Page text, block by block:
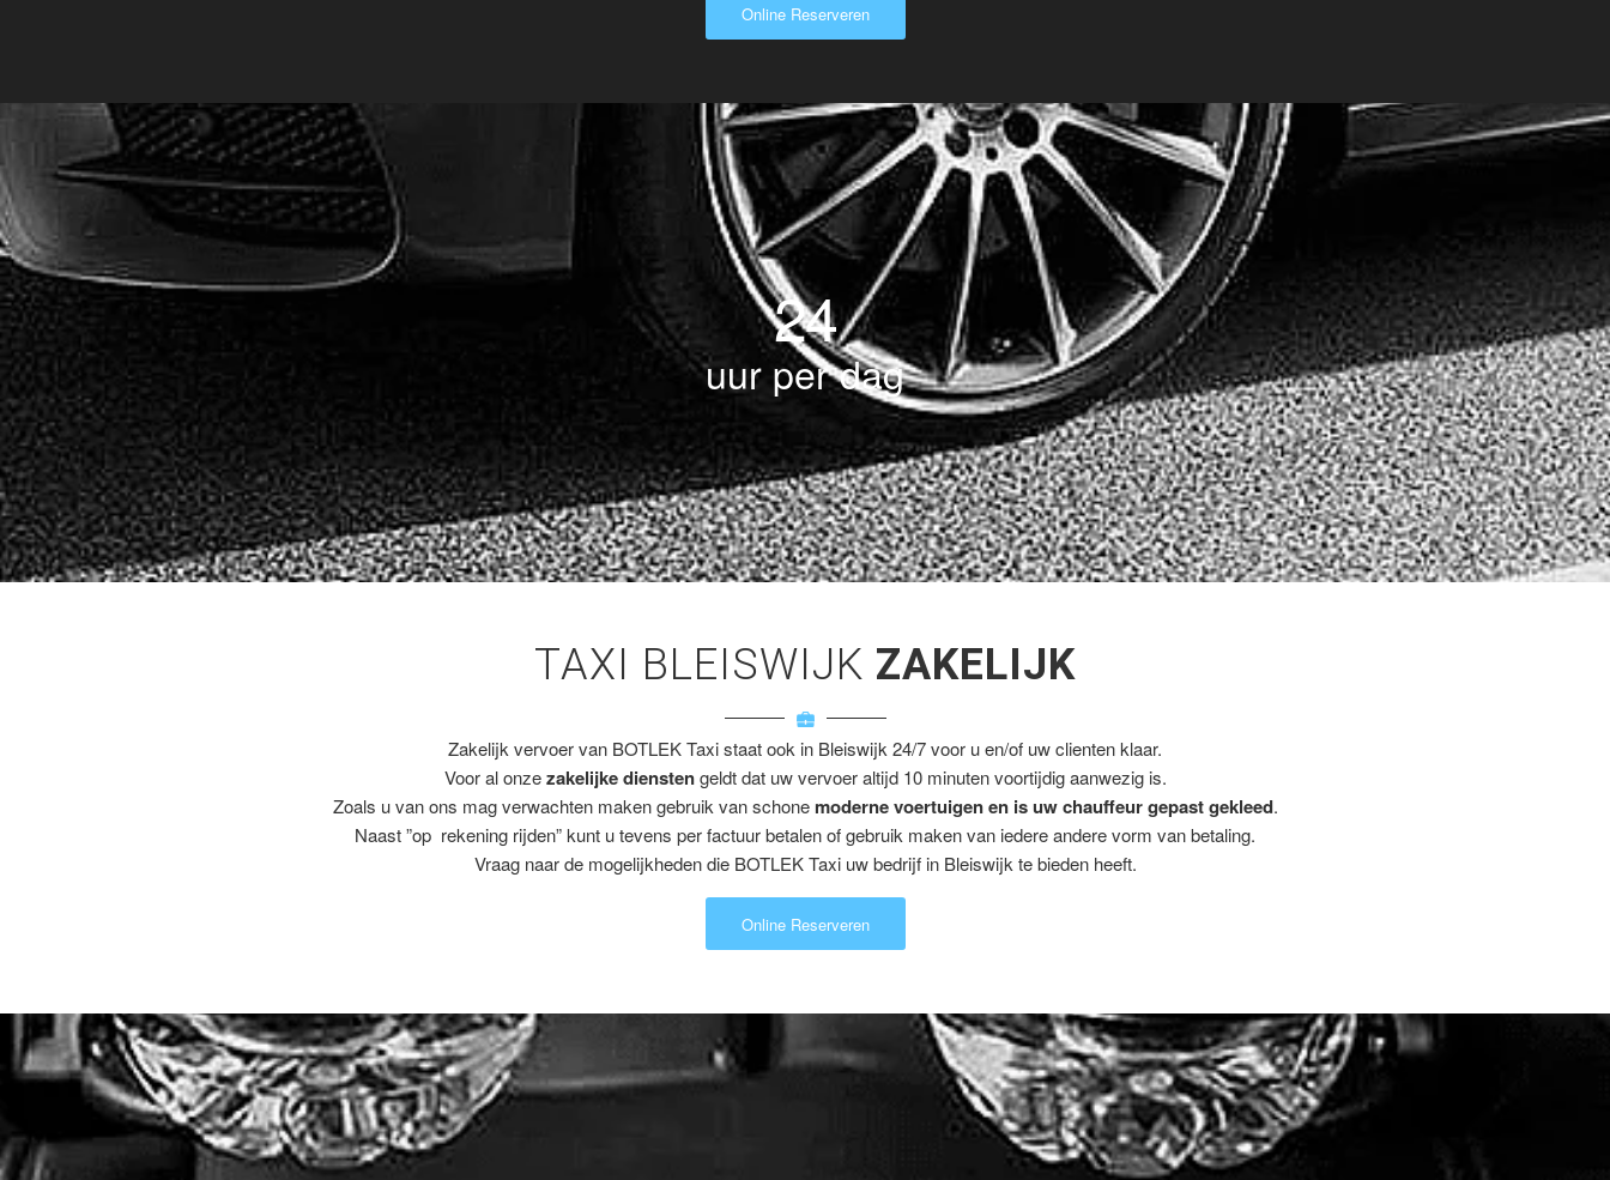
Online Reserveren
24
uur per dag
TAXI BLEISWIJK ZAKELIJK
Zakelijk vervoer van BOTLEK Taxi staat ook in Bleiswijk 24/7 voor u en/of uw clienten klaar.
Voor al onzezakelijke dienstengeldt dat uw vervoer altijd 10 minuten voortijdig aanwezig is.
Zoals u van ons mag verwachten maken gebruik van schone moderne voertuigen en is uw chauffeur gepast gekleed.
Naast ”op rekening rijden” kunt u tevens per factuur betalen of gebruik maken van iedere andere vorm van betaling.
Vraag naar de mogelijkheden die BOTLEK Taxi uw bedrijf in Bleiswijk te bieden heeft.
Online Reserveren